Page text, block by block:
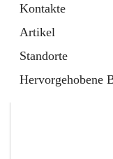
Kontakte
Artikel
Standorte
Hervorgehobene